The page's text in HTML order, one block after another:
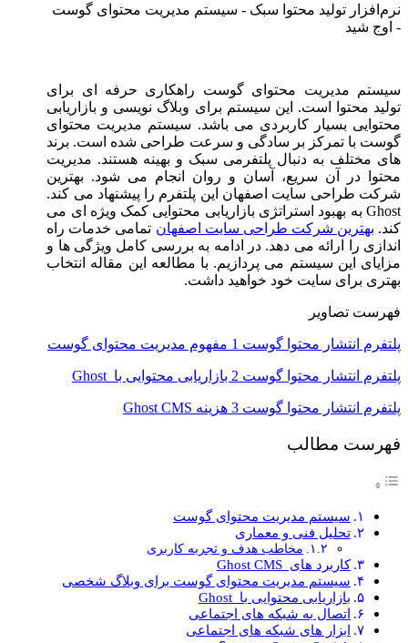
نرم‌افزار تولید محتوا سبک - سیستم مدیریت محتوای گوست
- اوج شید
سیستم مدیریت محتوای گوست راهکاری حرفه ‌ای برای
تولید محتوا است. این سیستم برای وبلاگ ‌نویسی و بازاریابی
محتوایی بسیار کاربردی می ‌باشد. سیستم مدیریت محتوای
گوست با تمرکز بر سادگی و سرعت طراحی شده است. برند
های مختلف به دنبال پلتفرمی سبک و بهینه هستند. مدیریت
محتوا در آن سریع، آسان و روان انجام می‌ شود. بهترین
شرکت طراحی سایت اصفهان این پلتفرم را پیشنهاد می ‌کند.
Ghost به بهبود استراتژی بازاریابی محتوایی کمک ویژه ‌ای می
‌کند. بهترین شرکت طراحی سایت اصفهان تمامی خدمات راه
‌اندازی را ارائه می ‌دهد. در ادامه به بررسی کامل ویژگی ‌ها و
مزایای این سیستم می ‌پردازیم. با مطالعه این مقاله انتخاب
بهتری برای سایت خود خواهید داشت.
فهرست تصاویر
پلتفرم انتشار محتوا گوست 1 مفهوم مدیریت محتوای گوست
پلتفرم انتشار محتوا گوست 2 بازاریابی محتوایی با Ghost
پلتفرم انتشار محتوا گوست 3 هزینه Ghost CMS
فهرست مطالب
سیستم مدیریت محتوای گوست
تحلیل فنی و معماری
مخاطب هدف و تجربه کاربری
کاربرد های Ghost CMS
سیستم مدیریت محتوای گوست برای وبلاگ شخصی
بازاریابی محتوایی با Ghost
اتصال به شبکه ‌های اجتماعی
ابزار های شبکه ‌های اجتماعی